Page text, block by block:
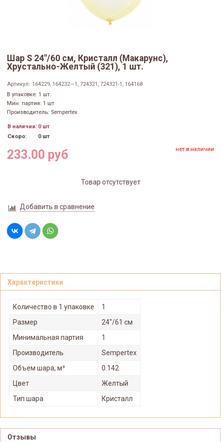
Шар S 24"/60 см, Кристалл (Макарунс),
Хрустально-Желтый (321), 1 шт.
Артикул: 164229, 164232—1, 724321, 724321-1, 164168
В упаковке: 1 шт.
Мин. партия: 1 шт
Производитель: Sempertex
В наличии: 0 шт
Скоро:
0 шт
233.00 руб нет в наличии
Товар отсутствует
Добавить в сравнение
Характеристики
Количество в 1 упаковке
1
Размер
24"/61 см
Минимальная партия
1
Производитель
Sempertex
Объем шара, м³
0.142
Цвет
Желтый
Тип шара
Кристалл
Отзывы